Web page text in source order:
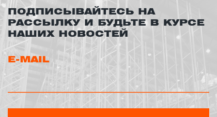
ПОДПИСЫВАЙТЕСЬ НА
РАССЫЛКУ И БУДЬТЕ В КУРСЕ
НАШИХ НОВОСТЕЙ
E-MAIL